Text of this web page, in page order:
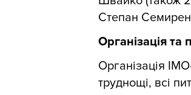
Степан
Організація та
Організація
труднощі, всі